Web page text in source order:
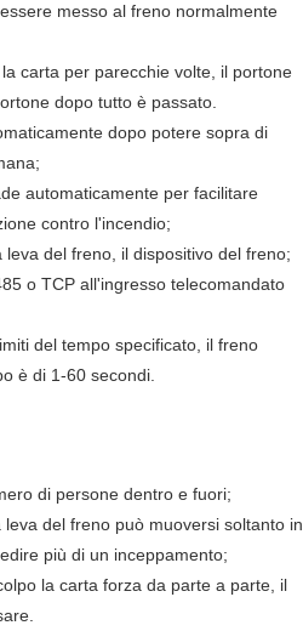
messo al freno normalmente
carta per parecchie volte, il portone
dopo tutto è passato.
dopo potere sopra di
automaticamente per facilitare
contro l'incendio;
del freno, il dispositivo del freno;
o TCP all'ingresso telecomandato
del tempo specificato, il freno
è di 1-60 secondi.
di persone dentro e fuori;
del freno può muoversi soltanto in
più di un inceppamento;
la carta forza da parte a parte, il